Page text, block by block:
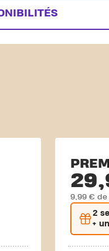
9,99 €
2
+